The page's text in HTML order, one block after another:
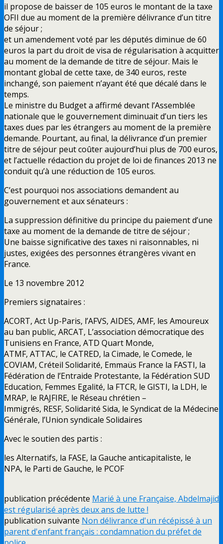
il propose de baisser de 105 euros le montant de la taxe
OFII due au moment de la première délivrance d’un titre
de séjour ;
et un amendement voté par les députés diminue de 60
euros la part du droit de visa de régularisation à acquitter
au moment de la demande de titre de séjour. Mais le
montant global de cette taxe, de 340 euros, reste
inchangé, son paiement n’ayant été que décalé dans le
temps.
Le ministre du Budget a affirmé devant l’Assemblée
nationale que le gouvernement diminuait d’un tiers les
taxes dues par les étrangers au moment de la première
demande. Pourtant, au final, la délivrance d’un premier
titre de séjour peut coûter aujourd’hui plus de 700 euros,
et l’actuelle rédaction du projet de loi de finances 2013 ne
conduit qu’à une réduction de 105 euros.
C’est pourquoi nos associations demandent au
gouvernement et aux sénateurs :
La suppression définitive du principe du paiement d’une
taxe au moment de la demande de titre de séjour ;
Une baisse significative des taxes ni raisonnables, ni
justes, exigées des personnes étrangères vivant en
France.
Le 13 novembre 2012
Premiers signataires :
ACORT, Act Up-Paris, l’AFVS, AIDES, AMF, les Amoureux
au ban public, ARCAT, L’association démocratique des
Tunisiens en France, ATD Quart Monde,
ATMF, ATTAC, le CATRED, la Cimade, le Comede, le
COVIAM, Créteil Solidarité, Emmaüs France la FASTI, la
Fédération de l’Entraide Protestante, la Fédération SUD
Education, Femmes Egalité, la FTCR, le GISTI, la LDH, le
MRAP, le RAJFIRE, le Réseau chrétien –
Immigrés, RESF, Solidarité Sida, le Syndicat de la Médecine
Générale, l’Union syndicale Solidaires
Avec le soutien des partis :
les Alternatifs, la FASE, la Gauche anticapitaliste, le
NPA, le Parti de Gauche, le PCOF
publication précédente Marié à une Française, Abdelmajid
est régularisé après deux ans de lutte !
publication suivante Non délivrance d'un récépissé à un
parent d'enfant français : condamnation du préfet de